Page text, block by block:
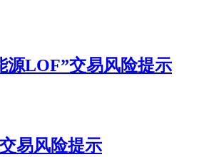
源LOF”交易风险提示
易风险提示